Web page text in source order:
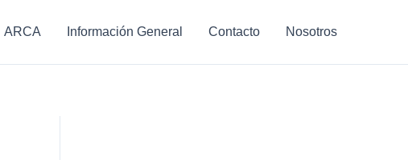
ARCA Información General Contacto Nosotros